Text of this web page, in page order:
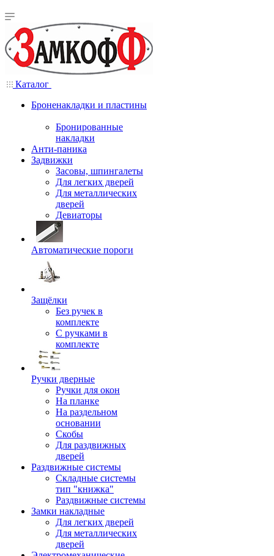
Каталог
Броненакладки и пластины
Бронированные
накладки
Анти-паника
Задвижки
Засовы, шпингалеты
Для легких дверей
Для металлических
дверей
Девиаторы
Автоматические пороги
Защёлки
Без ручек в
комплекте
С ручками в
комплекте
Ручки дверные
Ручки для окон
На планке
На раздельном
основании
Скобы
Для раздвижных
дверей
Раздвижные системы
Складные системы
тип "книжка"
Раздвижные системы
Замки накладные
Для легких дверей
Для металлических
дверей